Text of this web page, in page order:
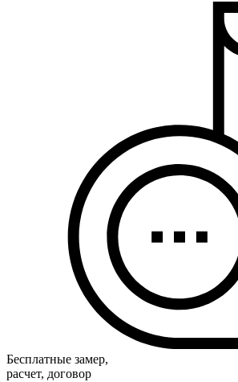
Бесплатные замер,
расчет, договор